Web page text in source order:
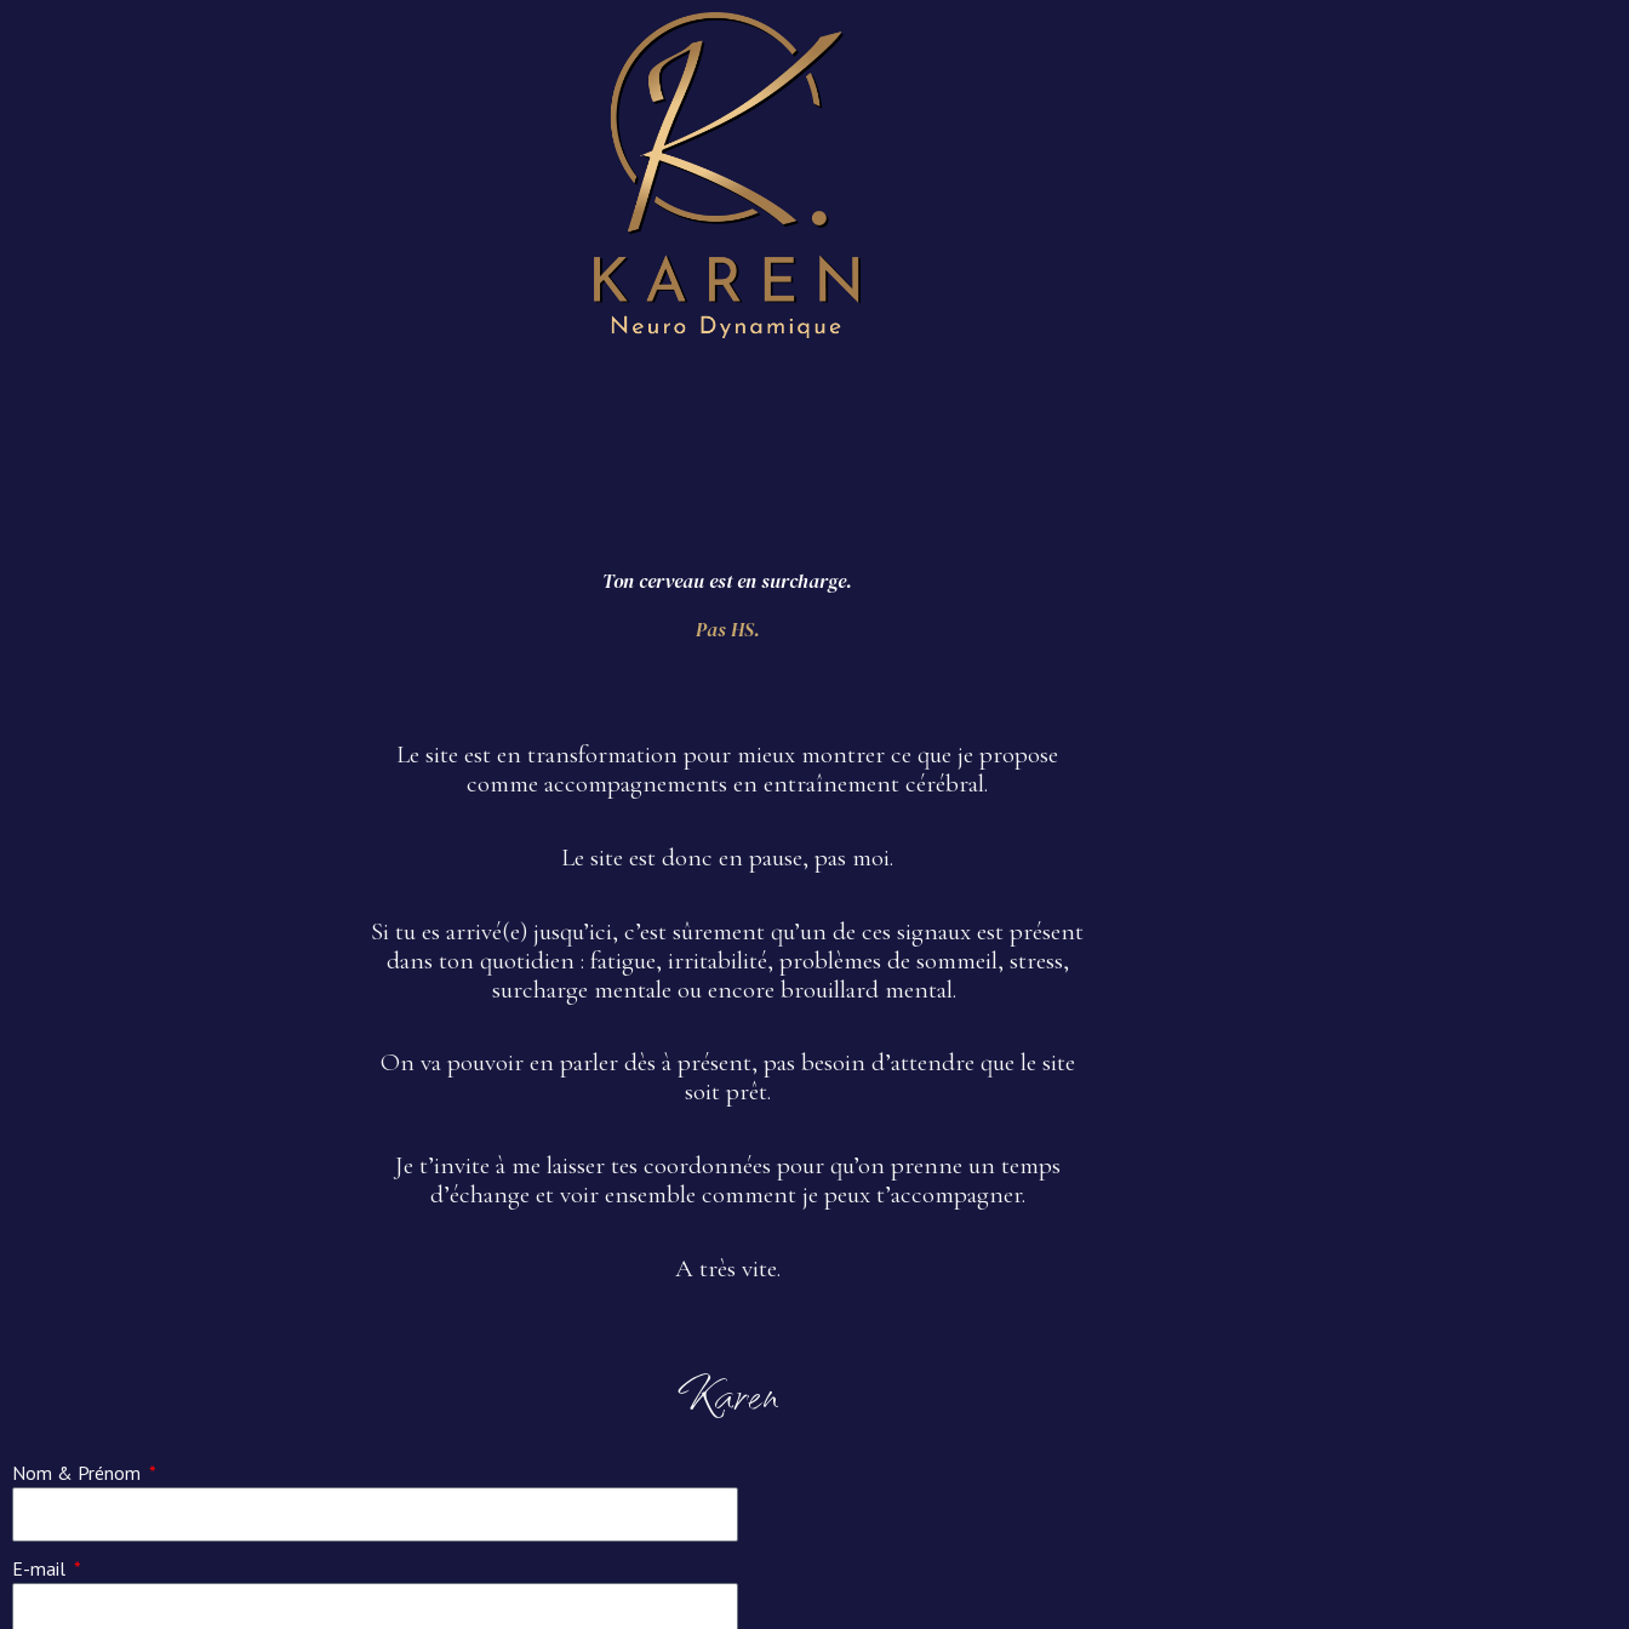
Ton cerveau est en surcharge.
Pas HS.
Le site est en transformation pour mieux montrer ce que je propose
comme accompagnements en entraînement cérébral.
Le site est donc en pause, pas moi.
Si tu es arrivé(e) jusqu’ici, c’est sûrement qu’un de ces signaux est présent
dans ton quotidien : fatigue, irritabilité, problèmes de sommeil, stress,
surcharge mentale ou encore brouillard mental.
On va pouvoir en parler dès à présent, pas besoin d’attendre que le site
soit prêt.
Je t’invite à me laisser tes coordonnées pour qu’on prenne un temps
d’échange et voir ensemble comment je peux t’accompagner.
A très vite.
Karen
Nom & Prénom
E-mail